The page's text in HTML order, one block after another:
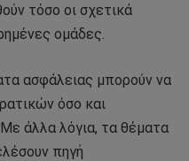
τόσο οι σχετικά
ομάδες.
ασφάλειας μπορούν να
όσο και
άλλα λόγια, τα θέματα
πηγή